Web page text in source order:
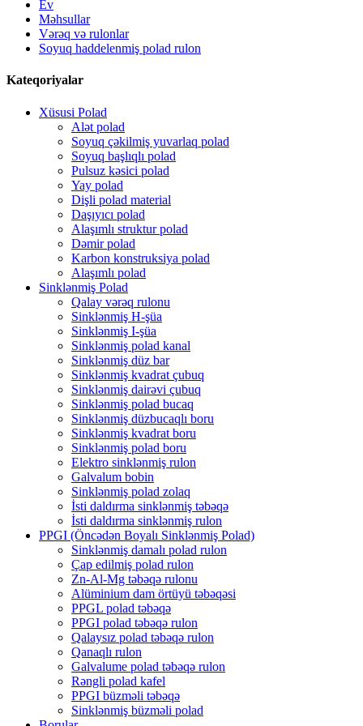
Ev
Məhsullar
Vərəq və rulonlar
Soyuq haddelenmiş polad rulon
Kateqoriyalar
Xüsusi Polad
Alət polad
Soyuq çəkilmiş yuvarlaq polad
Soyuq başlıqlı polad
Pulsuz kəsici polad
Yay polad
Dişli polad material
Daşıyıcı polad
Alaşımlı struktur polad
Dəmir polad
Karbon konstruksiya polad
Alaşımlı polad
Sinklənmiş Polad
Qalay vərəq rulonu
Sinklənmiş H-şüa
Sinklənmiş I-şüa
Sinklənmiş polad kanal
Sinklənmiş düz bar
Sinklənmiş kvadrat çubuq
Sinklənmiş dairəvi çubuq
Sinklənmiş polad bucaq
Sinklənmiş düzbucaqlı boru
Sinklənmiş kvadrat boru
Sinklənmiş polad boru
Elektro sinklənmiş rulon
Galvalum bobin
Sinklənmiş polad zolaq
İsti daldırma sinklənmiş təbəqə
İsti daldırma sinklənmiş rulon
PPGI (Öncədən Boyalı Sinklənmiş Polad)
Sinklənmiş damalı polad rulon
Çap edilmiş polad rulon
Zn-Al-Mg təbəqə rulonu
Alüminium dam örtüyü təbəqəsi
PPGL polad təbəqə
PPGI polad təbəqə rulon
Qalaysız polad təbəqə rulon
Qanaqlı rulon
Galvalume polad təbəqə rulon
Rəngli polad kafel
PPGI büzməli təbəqə
Sinklənmiş büzməli polad